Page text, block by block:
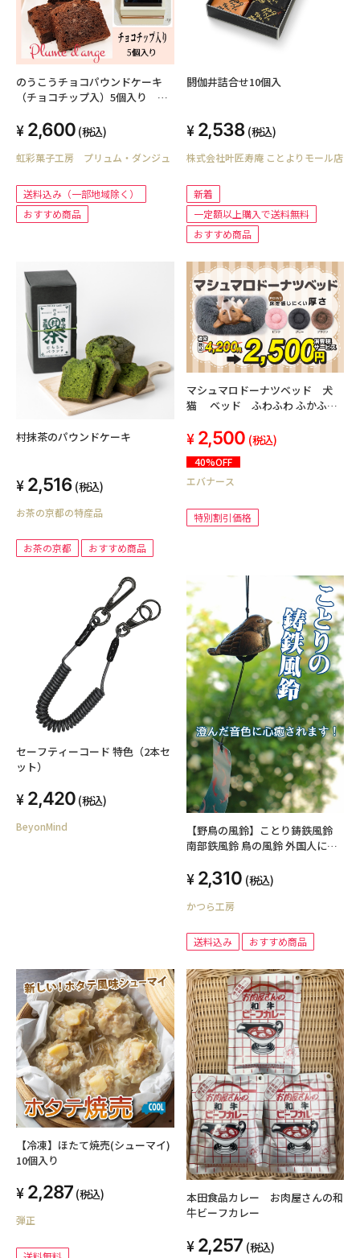
のうこうチョコパウンドケーキ
（チョコチップ入）5個入り
く）2,600 (税込)
虹彩菓子工房 プリュム・ダンジュ
送料込み（一部地域除く）
おすすめ商品
閼伽井詰合せ10個入
2,538 (税込)
株式会社叶匠寿庵 ことよりモール店
新着
一定額以上購入で送料無料
おすすめ商品
村抹茶のパウンドケーキ
2,516 (税込)
お茶の京都の特産品
お茶の京都 おすすめ商品
マシュマロドーナツベッド 犬
猫 ベッド ふわふわ ふかふか
らない 直径約60cm
2,500 (税込)
40%OFF
エバナース
特別割引価格
セーフティーコード 特色（2本セ
ット）
2,420 (税込)
BeyonMind
【野鳥の風鈴】ことり鋳鉄風鈴
南部鉄風鈴 鳥の風鈴 外国人に人
2,310 (税込)
かつら工房
送料込み おすすめ商品
【冷凍】ほたて焼売(シューマイ)
10個入り
2,287 (税込)
弾正
本田食品カレー お肉屋さんの和
牛ビーフカレー
2,257 (税込)